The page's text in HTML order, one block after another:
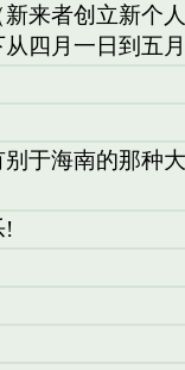
来者创立新个
四月一日到五
于海南的那种
!